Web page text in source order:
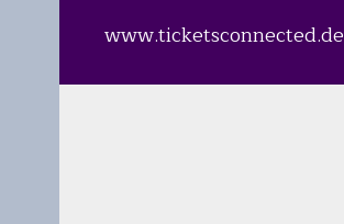
www.ticketsconnected.de